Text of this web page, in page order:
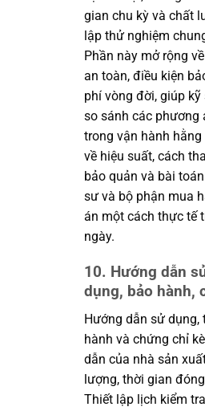
gian chu kỳ và chất
lập thử nghiệm
Phần này mở rộng
an toàn, điều kiện
phí vòng đời, giúp
so sánh các phương
trong vận hành
về hiệu suất, cách
bảo quản và bài
sư và bộ phận mua
án một cách thực tế
ngày.
10. Hướng dẫn
dụng, bảo hành,
Hướng dẫn sử dụng,
hành và chứng chỉ
dẫn của nhà sản
lượng, thời gian
Thiết lập lịch kiểm